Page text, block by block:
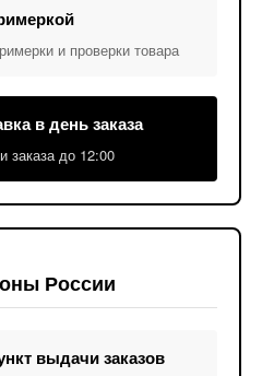
и проверки товара
в день заказа
заказа до 12:00
России
выдачи заказов